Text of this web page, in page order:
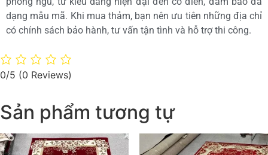
dạng mẫu mã. Khi mua thảm, bạn nên ưu tiên những địa chỉ
có chính sách bảo hành, tư vấn tận tình và hỗ trợ thi công.
0/5 (0 Reviews)
Sản phẩm tương tự